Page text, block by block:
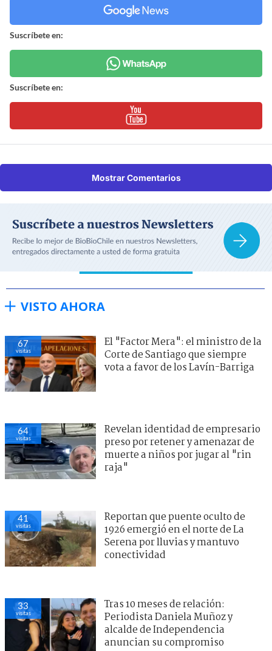
Suscríbete en:
Suscríbete en:
Mostrar Comentarios
VISTO AHORA
67
visitas
El "Factor Mera": el ministro de la
Corte de Santiago que siempre
vota a favor de los Lavín-Barriga
64
visitas
Revelan identidad de empresario
preso por retener y amenazar de
muerte a niños por jugar al "rin
raja"
41
visitas
Reportan que puente oculto de
1926 emergió en el norte de La
Serena por lluvias y mantuvo
conectividad
33
visitas
Tras 10 meses de relación:
Periodista Daniela Muñoz y
alcalde de Independencia
anuncian su compromiso